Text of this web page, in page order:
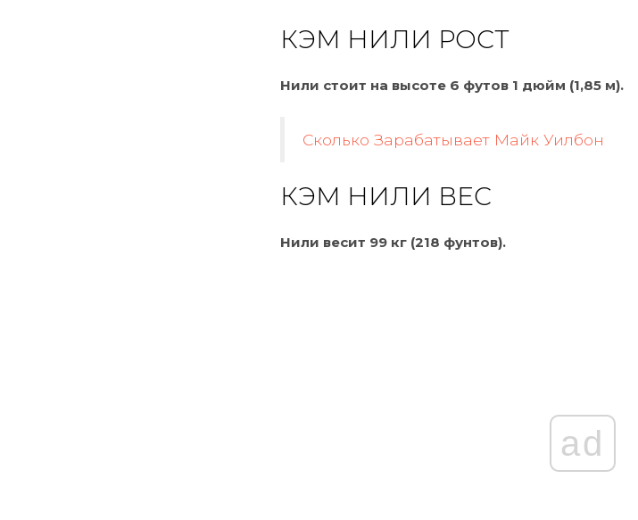
КЭМ НИЛИ РОСТ
Нили стоит на высоте 6 футов 1 дюйм (1,85 м).
Сколько Зарабатывает Майк Уилбон
КЭМ НИЛИ ВЕС
Нили весит 99 кг (218 фунтов).
ad